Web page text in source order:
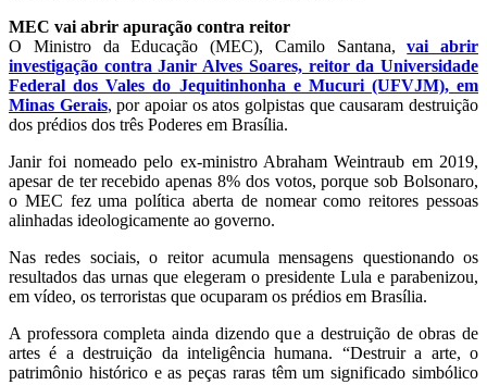
MEC vai abrir apuração contra reitor
O Ministro da Educação (MEC), Camilo Santana,vai abrir
investigação contra Janir Alves Soares, reitor da Universidade
Federal dos Vales do Jequitinhonha e Mucuri (UFVJM), em
Minas Gerais, por apoiar os atos golpistas que causaram destruição
dos prédios dos três Poderes em Brasília.
Janir foi nomeado pelo ex-ministro Abraham Weintraub em 2019,
apesar de ter recebido apenas 8% dos votos, porque sob Bolsonaro,
o MEC fez uma política aberta de nomear como reitores pessoas
alinhadas ideologicamente ao governo.
Nas redes sociais, o reitor acumula mensagens questionando os
resultados das urnas que elegeram o presidente Lula e parabenizou,
em vídeo, os terroristas que ocuparam os prédios em Brasília.
A professora completa ainda dizendo que a destruição de obras de
artes é a destruição da inteligência humana. “Destruir a arte, o
patrimônio histórico e as peças raras têm um significado simbólico